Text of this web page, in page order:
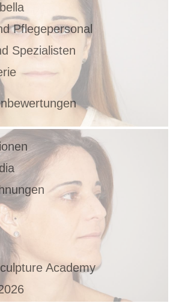
Pflegepersonal
Spezialisten
Academy